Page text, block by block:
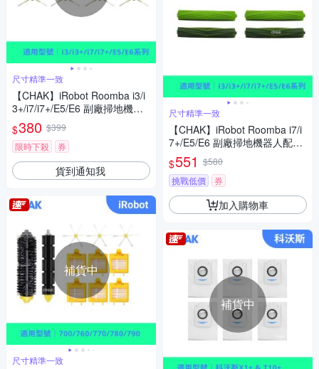
尺寸精準一致
【CHAK】iRobot Roomba i3/i
3+/i7/i7+/E5/E6 副廠掃地機器
人配件耗材超值組(邊刷8入組)
$380 $399
限時下殺
券
貨到通知我
補貨中
尺寸精準一致
尺寸精準一致
【CHAK】iRobot Roomba i7/i
7+/E5/E6 副廠掃地機器人配件
耗材超值組(主刷2入組)
$551 $580
挑戰低價
券
加入購物車
補貨中